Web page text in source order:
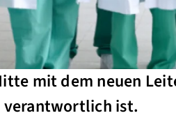
mit dem neuen
ist.